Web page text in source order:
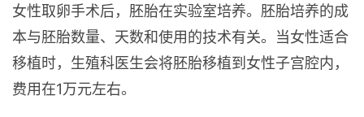
女性取卵手术后，胚胎在实验室培养。胚胎培养的成
本与胚胎数量、天数和使用的技术有关。当女性适合
移植时，生殖科医生会将胚胎移植到女性子宫腔内，
费用在1万元左右。